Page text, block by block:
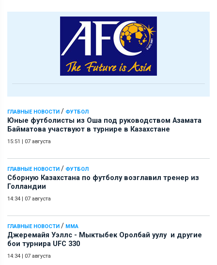
ГЛАВНЫЕ НОВОСТИ / ФУТБОЛ
Юные футболисты из Оша под руководством Азамата
Байматова участвуют в турнире в Казахстане
15:51 | 07 августа
ГЛАВНЫЕ НОВОСТИ / ФУТБОЛ
Сборную Казахстана по футболу возглавил тренер из
Голландии
14:34 | 07 августа
ГЛАВНЫЕ НОВОСТИ / ММА
Джеремайя Уэллс - Мыктыбек Оролбай уулу и другие
бои турнира UFC 330
14:34 | 07 августа